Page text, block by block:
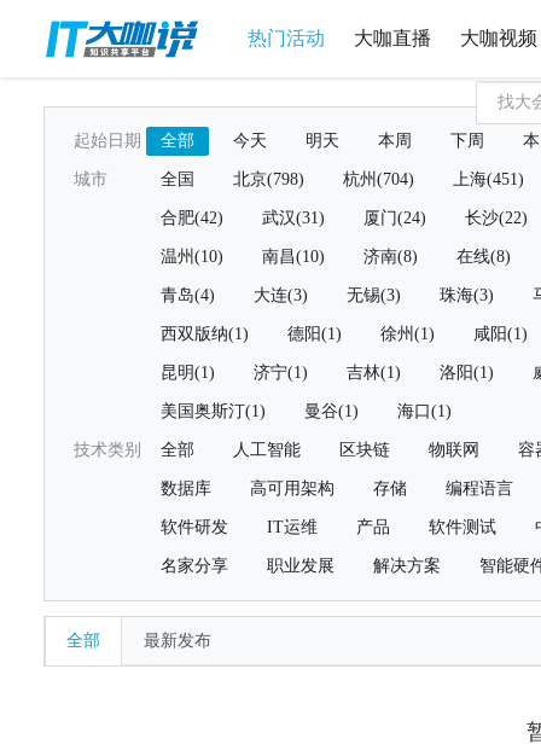
热门活动 大咖直播 大咖视频
起始日期 全部 今天 明天 本周 下周
城市 全国 北京(798) 杭州(704) 上海(451)
合肥(42) 武汉(31) 厦门(24) 长沙(22)
温州(10) 南昌(10) 济南(8) 在线(8)
青岛(4) 大连(3) 无锡(3) 珠海(3)
西双版纳(1) 德阳(1) 徐州(1) 咸阳(1)
昆明(1) 济宁(1) 吉林(1) 洛阳(1)
美国奥斯汀(1) 曼谷(1) 海口(1)
技术类别 全部 人工智能 区块链 物联网 容
数据库 高可用架构 存储 编程语言
软件研发 IT运维 产品 软件测试
名家分享 职业发展 解决方案 智能硬
全部 最新发布